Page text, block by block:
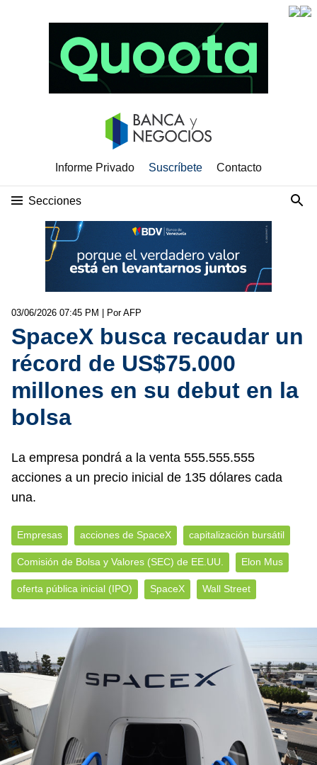
Informe Privado Suscríbete Contacto
Secciones
03/06/2026 07:45 PM | Por AFP
SpaceX busca recaudar un
récord de US$75.000
millones en su debut en la
bolsa
La empresa pondrá a la venta 555.555.555
acciones a un precio inicial de 135 dólares cada
una.
Empresas acciones de SpaceX capitalización bursátil
Comisión de Bolsa y Valores (SEC) de EE.UU. Elon Mus
oferta pública inicial (IPO) SpaceX Wall Street